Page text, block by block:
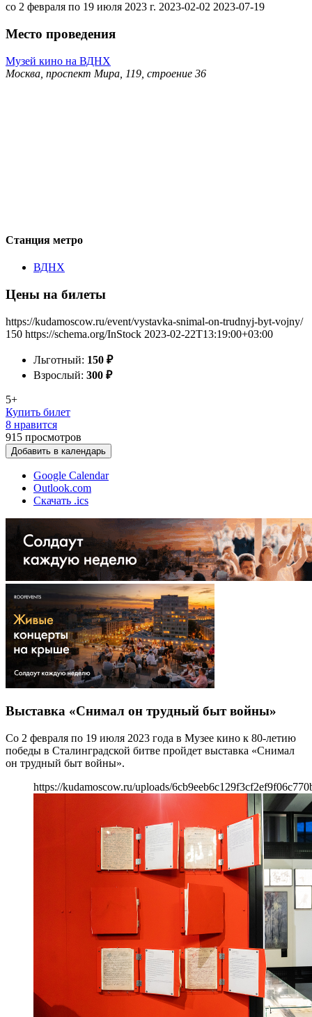
со 2 февраля по 19 июля 2023 г. 2023-02-02 2023-07-19
Место проведения
Музей кино на ВДНХ
Москва, проспект Мира, 119, строение 36
Станция метро
ВДНХ
Цены на билеты
https://kudamoscow.ru/event/vystavka-snimal-on-trudnyj-byt-vojny/
150 https://schema.org/InStock 2023-02-22T13:19:00+03:00
Льготный: 150 ₽
Взрослый: 300 ₽
5+
Купить билет
8 нравится
915 просмотров
Добавить в календарь
Google Calendar
Outlook.com
Скачать .ics
Выставка «Снимал он трудный быт войны»
Со 2 февраля по 19 июля 2023 года в Музее кино к 80-летию
победы в Сталинградской битве пройдет выставка «Снимал
он трудный быт войны».
https://kudamoscow.ru/uploads/